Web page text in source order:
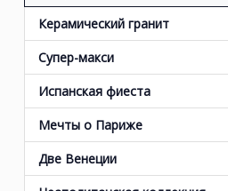
Керамический гранит
Супер-макси
Испанская фиеста
Мечты о Париже
Две Венеции